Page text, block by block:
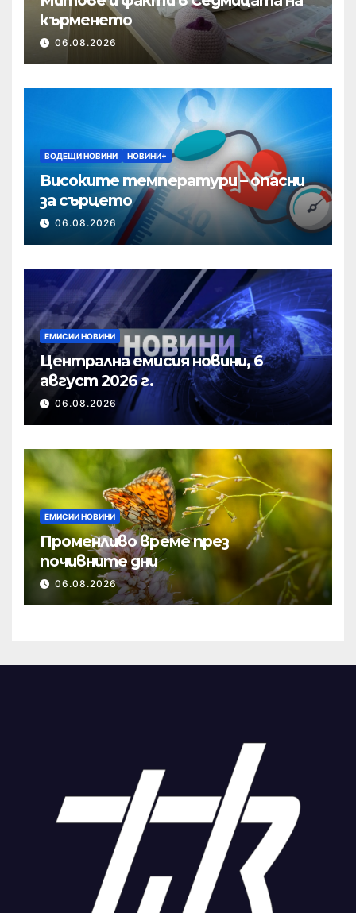
кърменето
06.08.2026
ВОДЕЩИ НОВИНИ НОВИНИ+
Високите температури – опасни
за сърцето
06.08.2026
ЕМИСИИ НОВИНИ
Централна емисия новини, 6
август 2026 г.
06.08.2026
ЕМИСИИ НОВИНИ
Променливо време през
почивните дни
06.08.2026